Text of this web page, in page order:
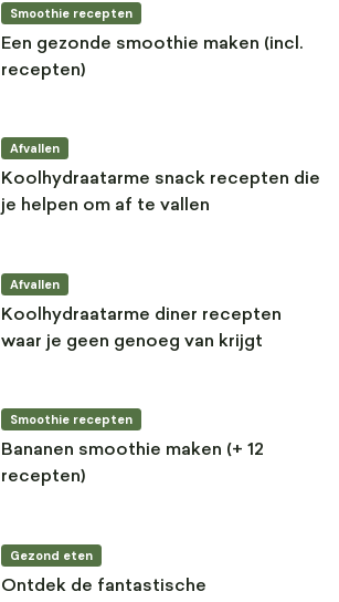
Smoothie recepten
Een gezonde smoothie maken (incl.
recepten)
Afvallen
Koolhydraatarme snack recepten die
je helpen om af te vallen
Afvallen
Koolhydraatarme diner recepten
waar je geen genoeg van krijgt
Smoothie recepten
Bananen smoothie maken (+ 12
recepten)
Gezond eten
Ontdek de fantastische